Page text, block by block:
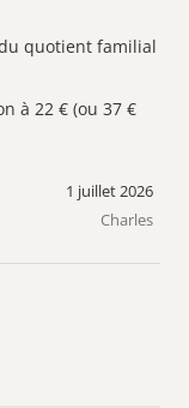
quotient familial
à 22 € (ou 37 €
1 juillet 2026
Charles